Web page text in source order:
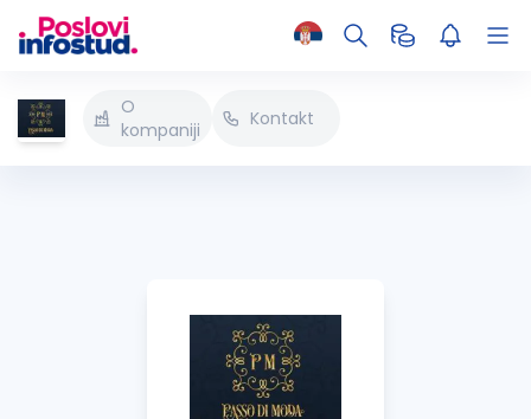
O
kompaniji
Kontakt